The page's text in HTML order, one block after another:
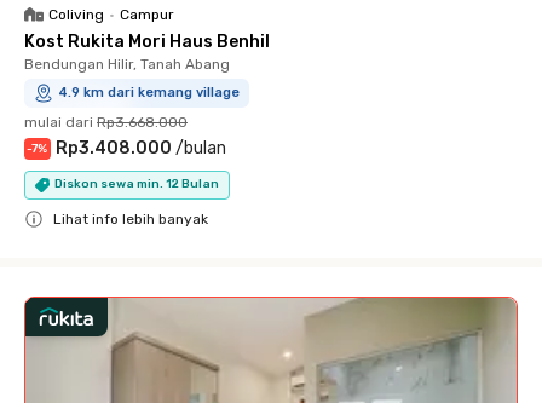
Coliving • Campur
Kost Rukita Mori Haus Benhil
Bendungan Hilir, Tanah Abang
4.9 km dari kemang village
mulai dari Rp3.668.000
-7% Rp3.408.000 /bulan
Diskon sewa min. 12 Bulan
Lihat info lebih banyak